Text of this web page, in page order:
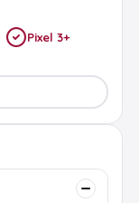
Pixel 3+